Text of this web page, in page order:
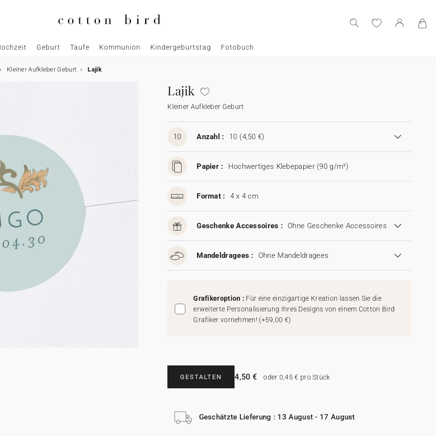
Geburt Taufe Kommunion Kindergeburtstag Fotobuch
Kleiner Aufkleber Geburt Lajik
Lajik
Kleiner Aufkleber Geburt
10 Anzahl : 10 (4,50 €)
Papier : Hochwertiges Klebepapier (90 g/m²)
Format : 4 x 4 cm
Geschenke Accessoires : Ohne Geschenke Accessoires
Mandeldragees : Ohne Mandeldragees
Grafikeroption : Für eine einzigartige Kreation lassen Sie die
erweiterte Personalisierung Ihres Designs von einem Cotton Bird
Grafiker vornehmen! (+59,00 €)
GESTALTEN 4,50 € oder 0,45 € pro Stück
Geschätzte Lieferung : 13 August - 17 August